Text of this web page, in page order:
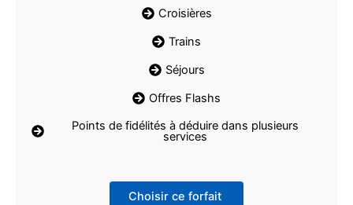
Croisières
Trains
Séjours
Offres Flashs
Points de fidélités à déduire dans plusieurs
services
Choisir ce forfait